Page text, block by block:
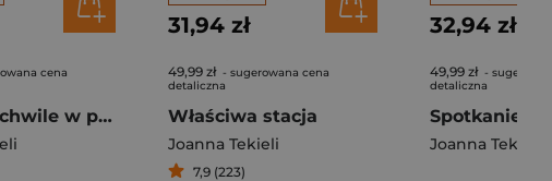
cena
Magiczne chwile w pensjonacie Leśna Ostoja
31,94 zł
49,99 zł - sugerowana cena
detaliczna
Właściwa stacja
Joanna Tekieli
7,9 (223)
32,94 zł
49,99 zł -
detaliczna
Joanna Tekieli